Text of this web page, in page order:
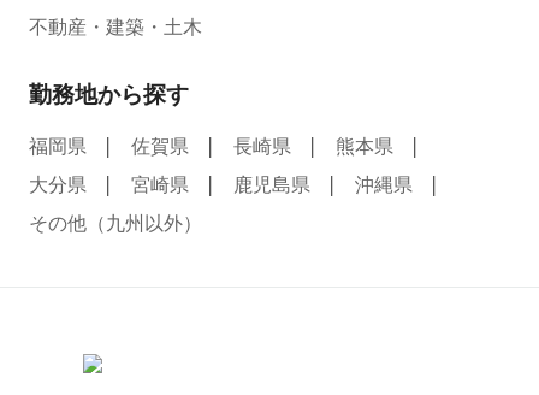
不動産・建築・土木
勤務地から探す
福岡県 佐賀県 長崎県
熊本県
大分県
宮崎県 鹿児島県
沖縄県
その他（九州以外）